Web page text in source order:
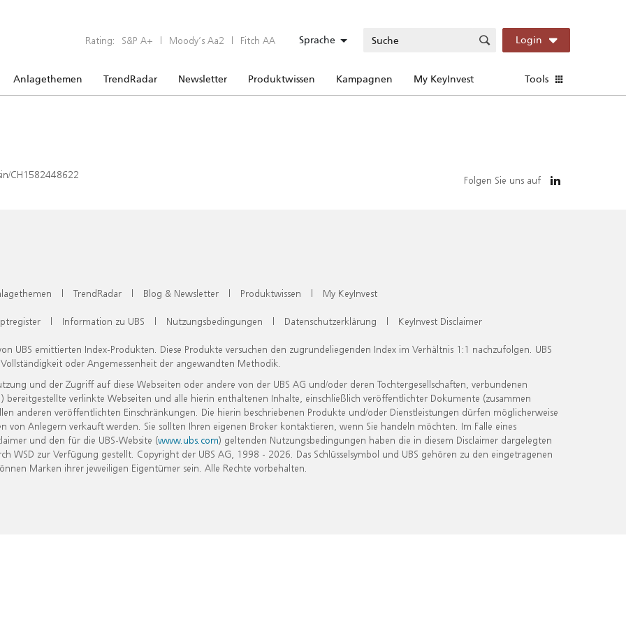
Rating: S&P A+ | Moody’s Aa2 | Fitch AA Sprache Login
Anlagethemen TrendRadar Newsletter Produktwissen Kampagnen My KeyInvest Tools
CH1582448622 Folgen Sie uns auf
| TrendRadar | Blog & Newsletter | Produktwissen | My KeyInvest
| Information zu UBS | Nutzungsbedingungen | Datenschutzerklärung | KeyInvest Disclaimer
UBS emittierten Index-Produkten. Diese Produkte versuchen den zugrundeliegenden Index im Verhältnis 1:1 nachzufolgen. UBS
oder Angemessenheit der angewandten Methodik.
und der Zugriff auf diese Webseiten oder andere von der UBS AG und/oder deren Tochtergesellschaften, verbundenen
verlinkte Webseiten und alle hierin enthaltenen Inhalte, einschließlich veröffentlichter Dokumente (zusammen
anderen veröffentlichten Einschränkungen. Die hierin beschriebenen Produkte und/oder Dienstleistungen dürfen möglicherweise
Anlegern verkauft werden. Sie sollten Ihren eigenen Broker kontaktieren, wenn Sie handeln möchten. Im Falle eines
und den für die UBS-Website (www.ubs.com) geltenden Nutzungsbedingungen haben die in diesem Disclaimer dargelegten
zur Verfügung gestellt. Copyright der UBS AG, 1998 - 2026. Das Schlüsselsymbol und UBS gehören zu den eingetragenen
Marken ihrer jeweiligen Eigentümer sein. Alle Rechte vorbehalten.